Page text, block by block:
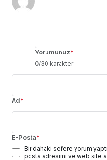
Yorumunuz*
0/30 karakter
Ad*
E-Posta*
Bir dahaki sefere yorum
posta adresimi ve web site